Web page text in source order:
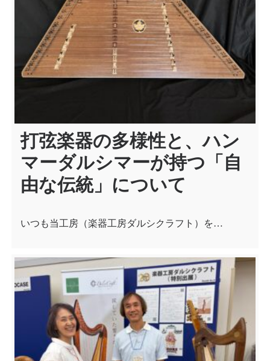
打弦楽器の多様性と、ハン
マーダルシマーが持つ「自
由な伝統」について
いつも当工房（楽器工房ダルシクラフト）を…